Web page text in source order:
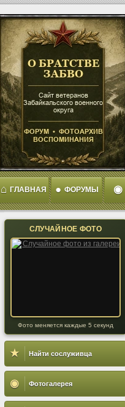
⌂ ГЛАВНАЯ ● ФОРУМЫ ◉
СЛУЧАЙНОЕ ФОТО
Фото меняется каждые 5 секунд
★ Найти сослуживца
◉ Фотогалерея